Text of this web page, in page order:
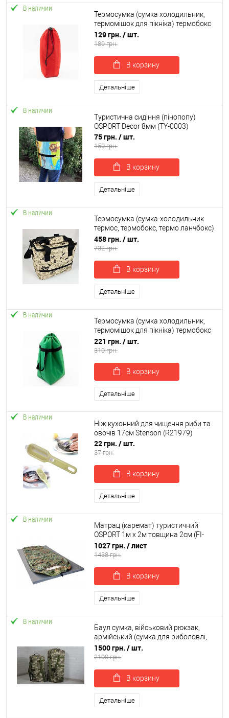
В наличии
Термосумка (сумка холодильник,
термомішок для пікніка) термобокс
для охолодження 2л OSPORT (ty-
0051)
129 грн. / шт.
189 грн.
В корзину
Детальніше
В наличии
Туристична сидіння (пінопопу)
OSPORT Decor 8мм (TY-0003)
75 грн. / шт.
150 грн.
В корзину
Детальніше
В наличии
Термосумка (сумка-холодильник
термос, термобокс, термо ланчбокс)
для їжі та пляшечок 15л OSPORT
Med (ty-0012)
458 грн. / шт.
732 грн.
В корзину
Детальніше
В наличии
Термосумка (сумка холодильник,
термомішок для пікніка) термобокс
для охолодження 9л OSPORT (ty-
0050)
221 грн. / шт.
310 грн.
В корзину
Детальніше
В наличии
Ніж кухонний для чищення риби та
овочів 17см Stenson (R21979)
22 грн. / шт.
37 грн.
В корзину
Детальніше
В наличии
Матрац (каремат) туристичний
OSPORT 1м х 2м товщина 2см (FI-
0015-20)
1027 грн. / лист
1438 грн.
В корзину
Детальніше
В наличии
Баул сумка, військовий рюкзак,
армійський (сумка для риболовлі,
полювання, туризму) OSPORT мала
70 літрів (ty-0023)
1500 грн. / шт.
2100 грн.
В корзину
Детальніше